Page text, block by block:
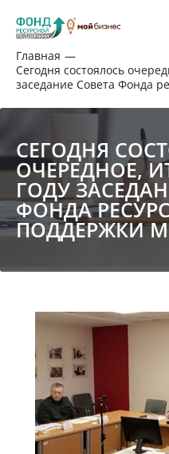
Главная
Сегодня состоялось
заседание Совета Фонда
СЕГОДНЯ
ОЧЕРЕДНОЕ,
ГОДУ
ФОНДА
ПОДДЕРЖКИ